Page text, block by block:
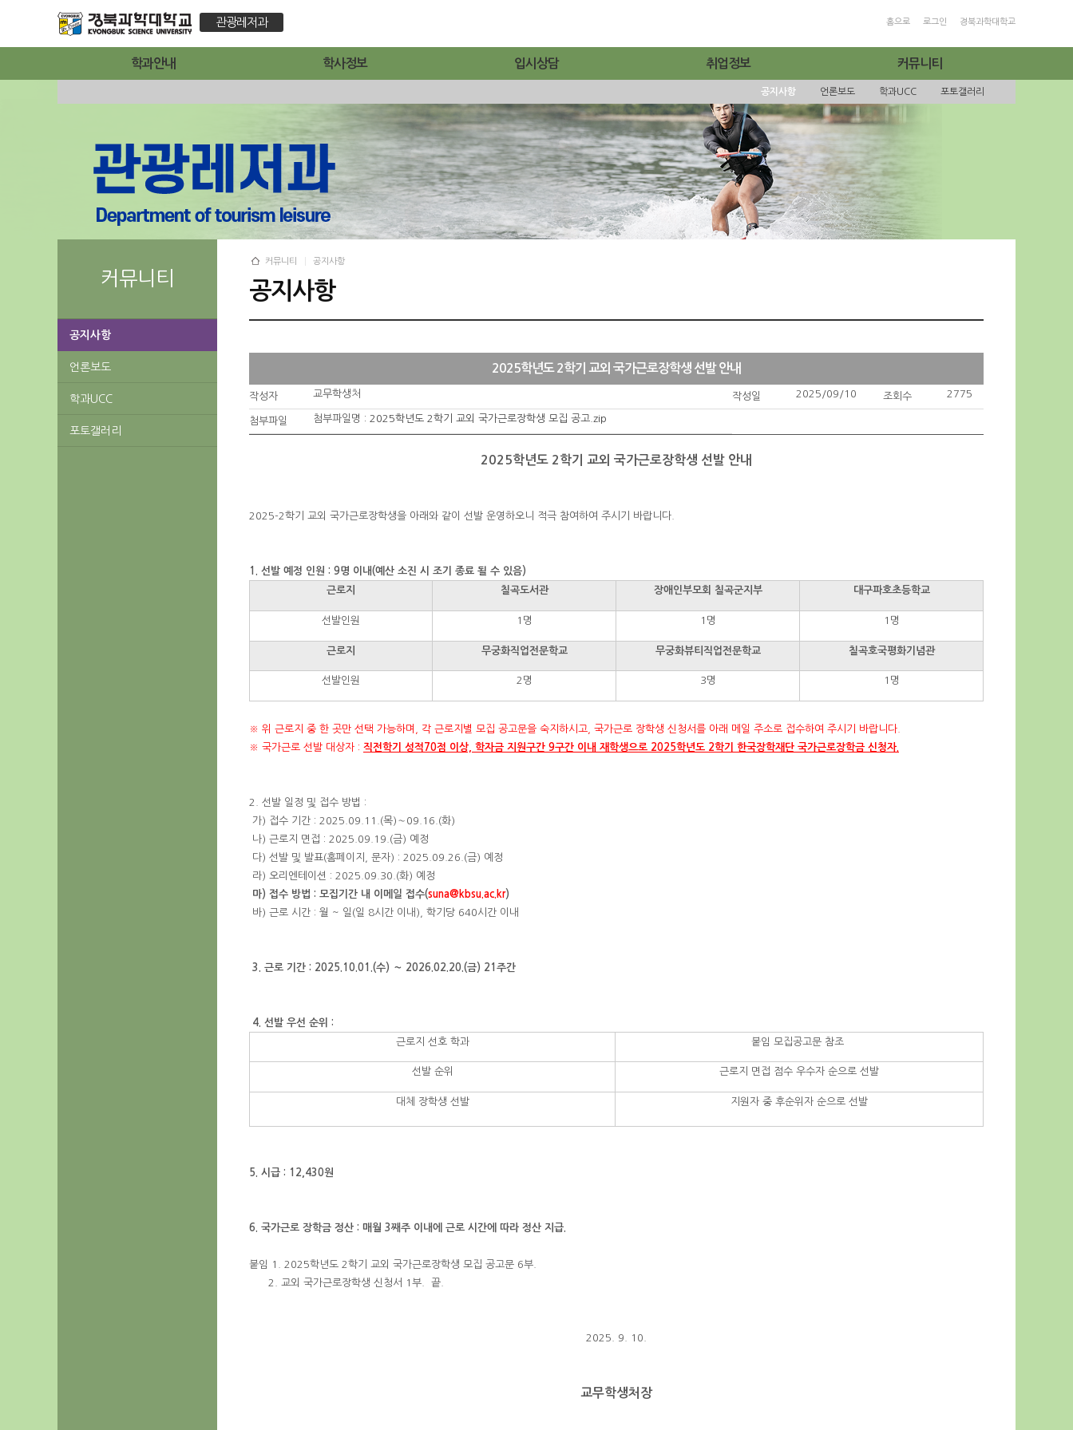
관광레저과 홈으로 로그인 경북과학대학교
학과안내 학사정보 입시상담 취업정보 커뮤니티
공지사항 언론보도 학과UCC 포토갤러리
커뮤니티
공지사항
언론보도
학과UCC
포토갤러리
커뮤니티 공지사항
공지사항
2025학년도 2학기 교외 국가근로장학생 선발 안내
작성자 교무학생처 작성일 2025/09/10 조회수 2775
첨부파일 첨부파일명 : 2025학년도 2학기 교외 국가근로장학생 모집 공고.zip
2025학년도 2학기 교외 국가근로장학생 선발 안내
2025-2학기 교외 국가근로장학생을 아래와 같이 선발 운영하오니 적극 참여하여 주시기 바랍니다.
1. 선발 예정 인원 : 9명 이내(예산 소진 시 조기 종료 될 수 있음)
근로지
칠곡도서관 장애인부모회 칠곡군지부 대구파호초등학교
선발인원 1명 1명 1명
근로지 무궁화직업전문학교 무궁화뷰티직업전문학교 칠곡호국평화기념관
선발인원 2명 3명 1명
※ 위 근로지 중 한 곳만 선택 가능하며, 각 근로지별 모집 공고문을 숙지하시고, 국가근로 장학생 신청서를 아래 메일 주소로 접수하여 주시기 바랍니다.
※ 국가근로 선발 대상자 : 직전학기 성적70점 이상, 학자금 지원구간 9구간 이내 재학생으로 2025학년도 2학기 한국장학재단 국가근로장학금 신청자.
2. 선발 일정 및 접수 방법 :
가) 접수 기간 : 2025.09.11.(목)∼09.16.(화)
나) 근로지 면접 : 2025.09.19.(금) 예정
다) 선발 및 발표(홈페이지, 문자) : 2025.09.26.(금) 예정
라) 오리엔테이션 : 2025.09.30.(화) 예정
마) 접수 방법 : 모집기간 내 이메일 접수(suna@kbsu.ac.kr)
바) 근로 시간 : 월 ~ 일(일 8시간 이내), 학기당 640시간 이내
3. 근로 기간 : 2025.10.01.(수) ∼ 2026.02.20.(금) 21주간
4. 선발 우선 순위 :
근로지 선호 학과
붙임 모집공고문 참조
선발 순위 근로지 면접 점수 우수자 순으로 선발
대체 장학생 선발 지원자 중 후순위자 순으로 선발
5. 시급 : 12,430원
6. 국가근로 장학금 정산 : 매월 3째주 이내에 근로 시간에 따라 정산 지급.
붙임 1. 2025학년도 2학기 교외 국가근로장학생 모집 공고문 6부.
2. 교외 국가근로장학생 신청서 1부. 끝.
2025. 9. 10.
교무학생처장